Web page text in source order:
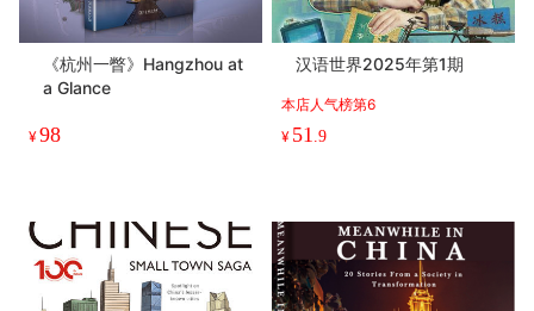
《杭州一瞥》Hangzhou at
a Glance
¥98
汉语世界2025年第1期
本店人气榜第6
¥ 51 .9